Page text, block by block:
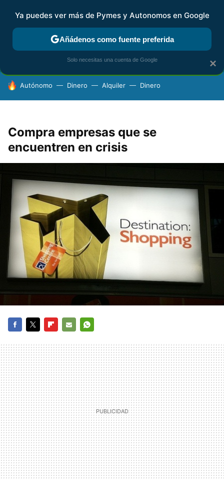
FISCALIDAD Y CONTABILIDAD KIT DIGITAL RENTA
HOY SE HABLA DE
Autónomo Dinero Alquiler Dinero
Compra empresas que se
encuentren en crisis
MAIL
×
Ya puedes ver más de Pymes y Autonomos en Google
Añádenos como fuente preferida
Solo necesitas una cuenta de Google